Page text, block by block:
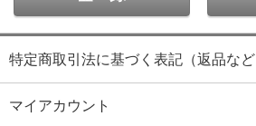
特定商取引法に基づく表記（返品など
マイアカウント